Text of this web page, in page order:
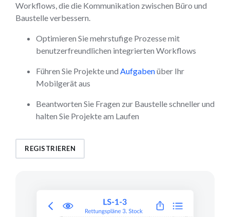
Workflows, die die Kommunikation zwischen Büro und
Baustelle verbessern.
Optimieren Sie mehrstufige Prozesse mit
benutzerfreundlichen integrierten Workflows
Führen Sie Projekte und Aufgabenüber Ihr
Mobilgerät aus
Beantworten Sie Fragen zur Baustelle schneller und
halten Sie Projekte am Laufen
REGISTRIEREN